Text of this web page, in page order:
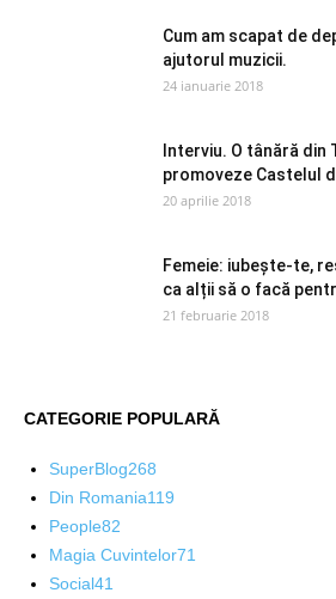
Cum am scapat de
ajutorul muzicii.
24 ianuarie 2018
Interviu. O tânără din
promoveze Castelul
20 aprilie 2018
Femeie: iubește-te,
ca alții să o facă
21 februarie 2018
CATEGORIE POPULARĂ
SuperBlog268
Din Romania119
People82
Magia Cuvintelor71
Social41